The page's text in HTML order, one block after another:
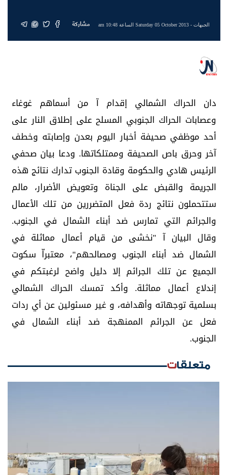
الجبهات- Saturday 05 October 2013 الساعة 10:48 am مشاركة
دان الحراك الشمالي إقدام آ من أسماهم غوغاء
وعصابات الحراك الجنوبي المسلح على إطلاق النار على
أحد موظفي صحيفة أخبار اليوم بعدن وإصابته وخطف
آخر وحرق باص الصحيفة وممتلكاتها. ودعا بيان صحفي
الرئيس هادي والحكومة وقادة الجنوب تدارك نتائج هذه
الجريمة والقبض على الجناة وتعويض الأضرار، مالم
ستتحملون نتائج ردة فعل المتضررين من تلك الأعمال
والجرائم التي تمارس ضد أبناء الشمال في الجنوب.
وقال البيان آ "نخشى من قيام أعمال مماثلة في
الشمال ضد أبناء الجنوب ومصالحهم"، معتبراّ سكوت
الجميع عن تلك الجرائم إلا دليل واضح لرغبتكم في
إندلاع أعمال مماثلة. وأكد تمسك الحراك الشمالي
بسلمية توجهاته وأهدافه، و غير مسئولين عن أي ردات
فعل عن الجرائم الممنهجة ضد أبناء الشمال في
الجنوب.
متعلقات